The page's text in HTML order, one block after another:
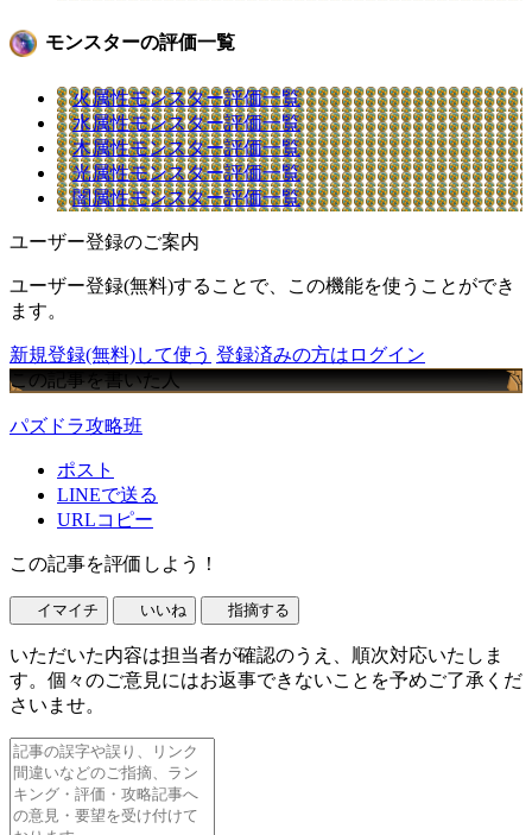
モンスターの評価一覧
火属性モンスター評価一覧
水属性モンスター評価一覧
木属性モンスター評価一覧
光属性モンスター評価一覧
闇属性モンスター評価一覧
ユーザー登録のご案内
ユーザー登録(無料)することで、この機能を使うことができ
ます。
新規登録(無料)して使う 登録済みの方はログイン
この記事を書いた人
パズドラ攻略班
ポスト
LINEで送る
URLコピー
この記事を評価しよう！
イマイチ いいね 指摘する
いただいた内容は担当者が確認のうえ、順次対応いたしま
す。個々のご意見にはお返事できないことを予めご了承くだ
さいませ。